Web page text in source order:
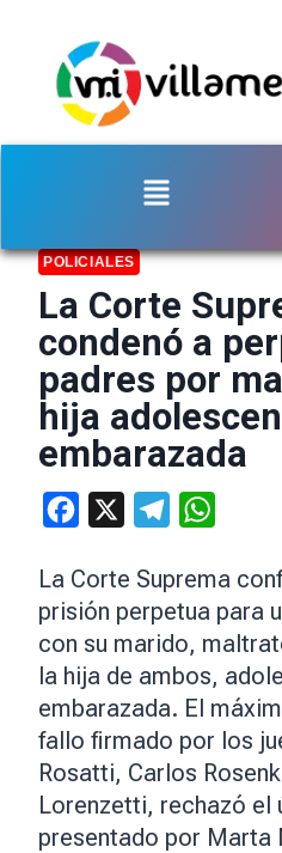
POLICIALES
La Corte
condenó a
padres por
hija
embarazada
Facebook Telegram
La Corte Suprema
prisión perpetua para
con su marido,
la hija de ambos,
embarazada. El
fallo firmado por los
Rosatti, Carlos
Lorenzetti, rechazó el
presentado por Marta